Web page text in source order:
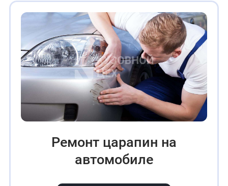
Ремонт царапин на
автомобиле